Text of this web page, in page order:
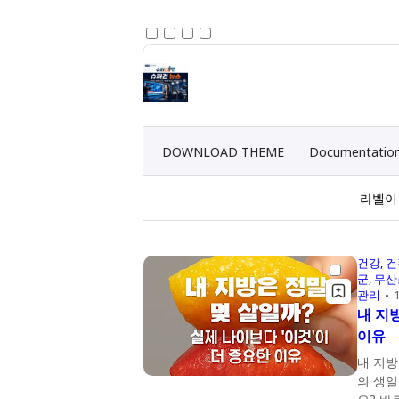
DOWNLOAD THEME
라벨
건강
군 무
관리
내 지
이유
내 지
의 생